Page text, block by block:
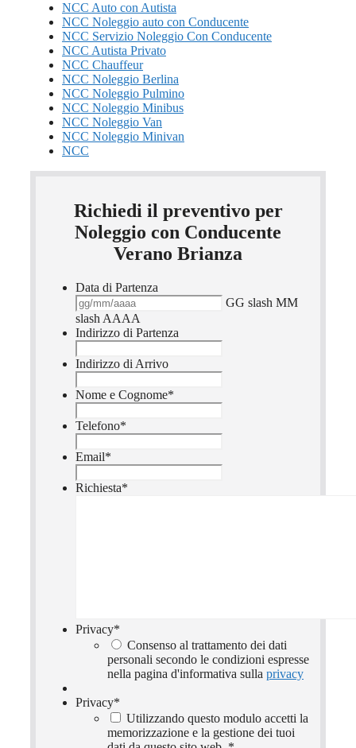
NCC Auto con Autista
NCC Noleggio auto con Conducente
NCC Servizio Noleggio Con Conducente
NCC Autista Privato
NCC Chauffeur
NCC Noleggio Berlina
NCC Noleggio Pulmino
NCC Noleggio Minibus
NCC Noleggio Van
NCC Noleggio Minivan
NCC
Richiedi il preventivo per
Noleggio con Conducente
Verano Brianza
Data di Partenza
GG slash MM
slash AAAA
Indirizzo di Partenza
Indirizzo di Arrivo
Nome e Cognome*
Telefono*
Email*
Richiesta*
Privacy*
Consenso al trattamento dei dati
personali secondo le condizioni espresse
nella pagina d'informativa sulla privacy
Privacy*
Utilizzando questo modulo accetti la
memorizzazione e la gestione dei tuoi